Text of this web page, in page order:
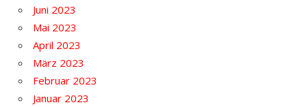
Juni 2023
Mai 2023
April 2023
März 2023
Februar 2023
Januar 2023